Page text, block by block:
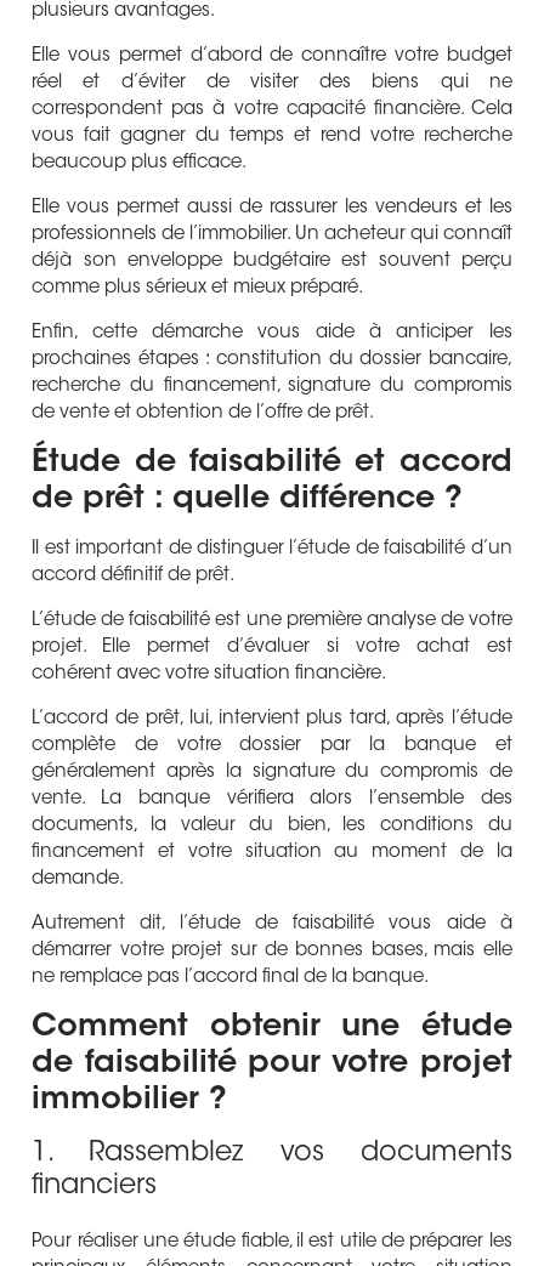
plusieurs avantages.
Elle vous permet d’abord de connaître votre budget
réel et d’éviter de visiter des biens qui ne
correspondent pas à votre capacité financière. Cela
vous fait gagner du temps et rend votre recherche
beaucoup plus efficace.
Elle vous permet aussi de rassurer les vendeurs et les
professionnels de l’immobilier. Un acheteur qui connaît
déjà son enveloppe budgétaire est souvent perçu
comme plus sérieux et mieux préparé.
Enfin, cette démarche vous aide à anticiper les
prochaines étapes : constitution du dossier bancaire,
recherche du financement, signature du compromis
de vente et obtention de l’offre de prêt.
Étude de faisabilité et accord
de prêt : quelle différence ?
Il est important de distinguer l’étude de faisabilité d’un
accord définitif de prêt.
L’étude de faisabilité est une première analyse de votre
projet. Elle permet d’évaluer si votre achat est
cohérent avec votre situation financière.
L’accord de prêt, lui, intervient plus tard, après l’étude
complète de votre dossier par la banque et
généralement après la signature du compromis de
vente. La banque vérifiera alors l’ensemble des
documents, la valeur du bien, les conditions du
financement et votre situation au moment de la
demande.
Autrement dit, l’étude de faisabilité vous aide à
démarrer votre projet sur de bonnes bases, mais elle
ne remplace pas l’accord final de la banque.
Comment obtenir une étude
de faisabilité pour votre projet
immobilier ?
1. Rassemblez vos documents
financiers
Pour réaliser une étude fiable, il est utile de préparer les